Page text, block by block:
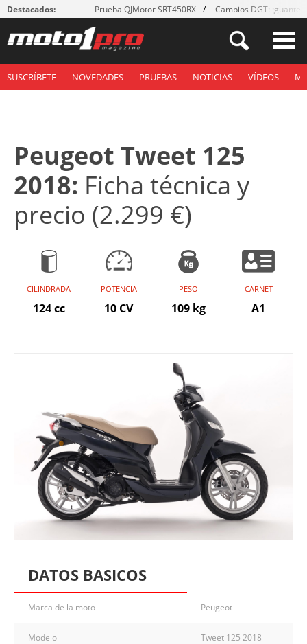
Destacados: Prueba QJMotor SRT450RX Cambios DGT: ¡guantes!
SUSCRÍBETE NOVEDADES PRUEBAS NOTICIAS VÍDEOS
Peugeot Tweet 125
2018: Ficha técnica y
precio (2.299 €)
CILINDRADA
124 cc
POTENCIA
10 CV
PESO
109 kg
CARNET
A1
DATOS BASICOS
Marca de la moto Peugeot
Modelo Tweet 125 2018